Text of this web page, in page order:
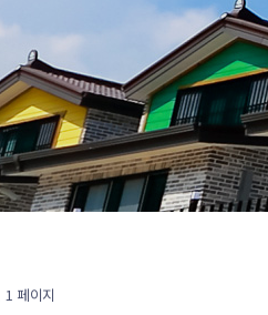
1 페이지